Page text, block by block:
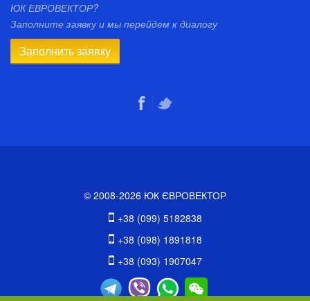
ЮК ЕВРОВЕКТОР?
Заполните заявку и мы перейдем к диалогу
Заполнить заявку
© 2008-2026 ЮК ЄВРОВЕКТОР
+38 (099) 5182838
+38 (098) 1891818
+38 (093) 1907047